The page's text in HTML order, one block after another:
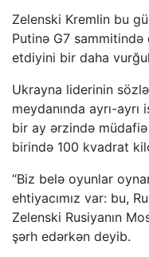
Zelenski Kremlin bu
Putinə G7 sammitində
etdiyini bir daha
Ukrayna liderinin
meydanında ayrı-
bir ay ərzində
birində 100 kvadrat
“Biz belə oyunlar
ehtiyacımız var: bu,
Zelenski Rusiyanın
şərh edərkən deyib.